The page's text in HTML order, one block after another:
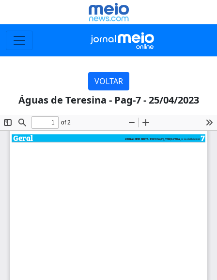
VOLTAR
Águas de Teresina - Pag-7 - 25/04/2023